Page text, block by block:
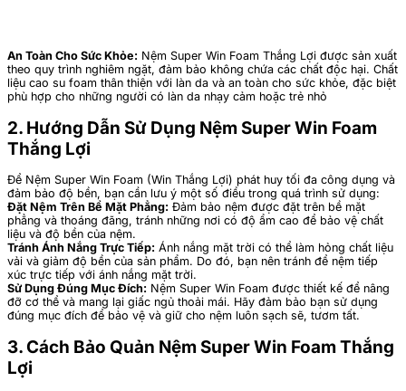
An Toàn Cho Sức Khỏe: Nệm Super Win Foam Thắng Lợi được sản xuất
theo quy trình nghiêm ngặt, đảm bảo không chứa các chất độc hại. Chất
liệu cao su foam thân thiện với làn da và an toàn cho sức khỏe, đặc biệt
phù hợp cho những người có làn da nhạy cảm hoặc trẻ nhỏ
2. Hướng Dẫn Sử Dụng Nệm Super Win Foam
Thắng Lợi
Để Nệm Super Win Foam (Win Thắng Lợi) phát huy tối đa công dụng và
đảm bảo độ bền, bạn cần lưu ý một số điều trong quá trình sử dụng:
Đặt Nệm Trên Bề Mặt Phẳng: Đảm bảo nệm được đặt trên bề mặt
phẳng và thoáng đãng, tránh những nơi có độ ẩm cao để bảo vệ chất
liệu và độ bền của nệm.
Tránh Ánh Nắng Trực Tiếp: Ánh nắng mặt trời có thể làm hỏng chất liệu
vải và giảm độ bền của sản phẩm. Do đó, bạn nên tránh để nệm tiếp
xúc trực tiếp với ánh nắng mặt trời.
Sử Dụng Đúng Mục Đích: Nệm Super Win Foam được thiết kế để nâng
đỡ cơ thể và mang lại giấc ngủ thoải mái. Hãy đảm bảo bạn sử dụng
đúng mục đích để bảo vệ và giữ cho nệm luôn sạch sẽ, tươm tất.
3. Cách Bảo Quản Nệm Super Win Foam Thắng
Lợi